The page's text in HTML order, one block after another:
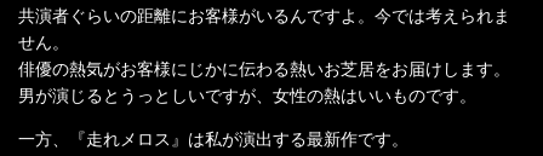
共演者ぐらいの距離にお客様がいるんですよ。今では考えられま
せん。
俳優の熱気がお客様にじかに伝わる熱いお芝居をお届けします。
男が演じるとうっとしいですが、女性の熱はいいものです。
一方、『走れメロス』は私が演出する最新作です。